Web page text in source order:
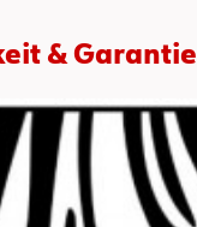
& Garantie